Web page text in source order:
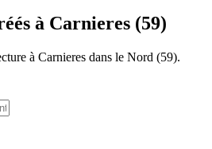
à Carnieres (59)
à Carnieres dans le Nord (59).